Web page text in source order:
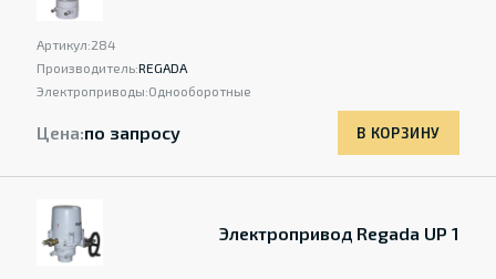
Артикул:284
Производитель:REGADA
Электроприводы:Однооборотные
Цена:по запросу В КОРЗИНУ
Электропривод Regada UP 1